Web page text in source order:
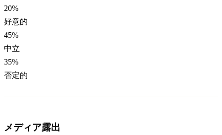
20%
好意的
45%
中立
35%
否定的
メディア露出